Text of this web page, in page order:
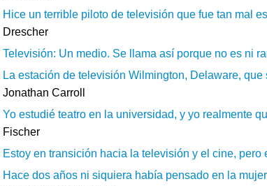
Hice un terrible piloto de televisión que fue tan mal
Drescher
Televisión: Un medio. Se llama así porque no es ni
La estación de televisión Wilmington, Delaware,
Jonathan Carroll
Yo estudié teatro en la universidad, y yo realmente
Fischer
Estoy en transición hacia la televisión y el cine,
Hace dos años ni siquiera había pensado en la